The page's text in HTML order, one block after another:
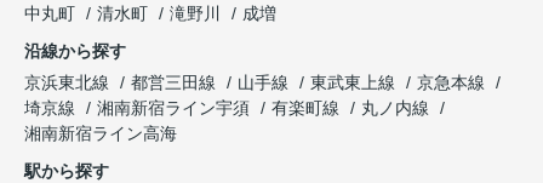
中丸町
清水町 滝野川
成増
沿線から探す
京浜東北線
都営三田線 山手線 東武東上線
京急本線
埼京線
湘南新宿ライン宇須 有楽町線
丸ノ内線
湘南新宿ライン高海
駅から探す